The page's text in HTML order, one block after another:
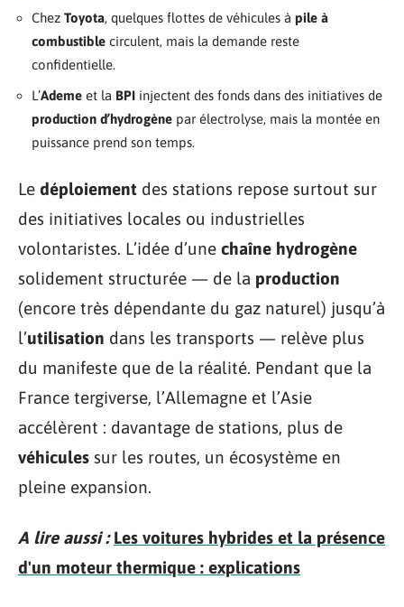
Chez Toyota, quelques flottes de véhicules à pile à
combustible circulent, mais la demande reste
confidentielle.
L’Ademe et la BPI injectent des fonds dans des initiatives de
production d’hydrogène par électrolyse, mais la montée en
puissance prend son temps.
Le déploiement des stations repose surtout sur
des initiatives locales ou industrielles
volontaristes. L’idée d’une chaîne hydrogène
solidement structurée — de la production
(encore très dépendante du gaz naturel) jusqu’à
l’utilisation dans les transports — relève plus
du manifeste que de la réalité. Pendant que la
France tergiverse, l’Allemagne et l’Asie
accélèrent : davantage de stations, plus de
véhicules sur les routes, un écosystème en
pleine expansion.
A lire aussi : Les voitures hybrides et la présence
d'un moteur thermique : explications